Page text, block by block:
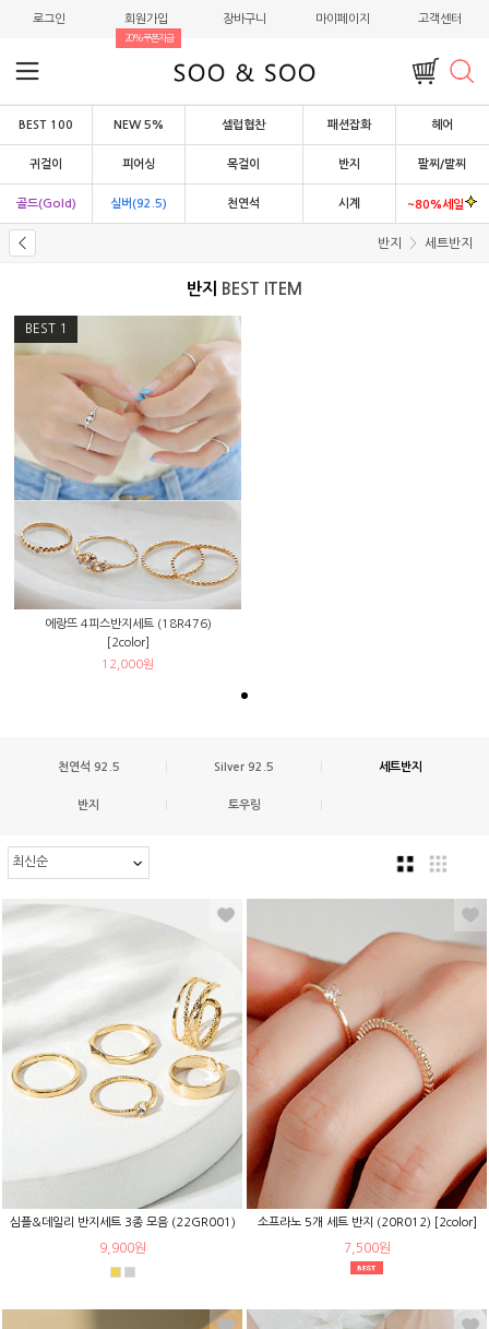
로그인 회원가입
20%쿠폰지급
장바구니 마이페이지 고객센터
BEST 100 NEW 5% 셀럽협찬 패션잡화 헤어
귀걸이 피어싱 목걸이 반지 팔찌/발찌
골드(Gold) 실버(92.5) 천연석 시계 ~80%세일
반지 세트반지
반지 BEST ITEM
BEST 1
에랑뜨 4피스반지세트 (18R476)
[2color]
12,000원
천연석 92.5 Silver 92.5 세트반지
반지 토우링
심플&데일리 반지세트 3종 모음 (22GR001)
9,900원
소프라노 5개 세트 반지 (20R012) [2color]
7,500원